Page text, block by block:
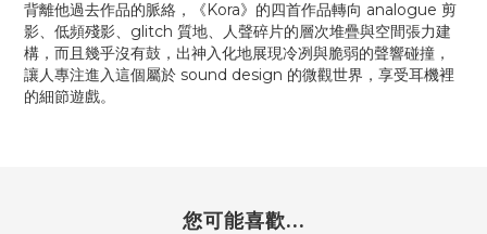
背離他過去作品的脈絡，《Kora》的四首作品轉向 analogue 剪
影、低頻殘影、glitch 質地、人聲碎片的層次堆疊與空間張力建
構，而且幾乎沒有鼓，出神入化地展現冷冽與脆弱的聲響碰撞，
讓人專注進入這個屬於 sound design 的微觀世界，享受耳機裡
的細節遊戲。
您可能喜歡...